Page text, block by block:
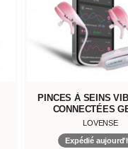
PINCES À SEINS
CONNECTÉES
LOVENSE
Expédié